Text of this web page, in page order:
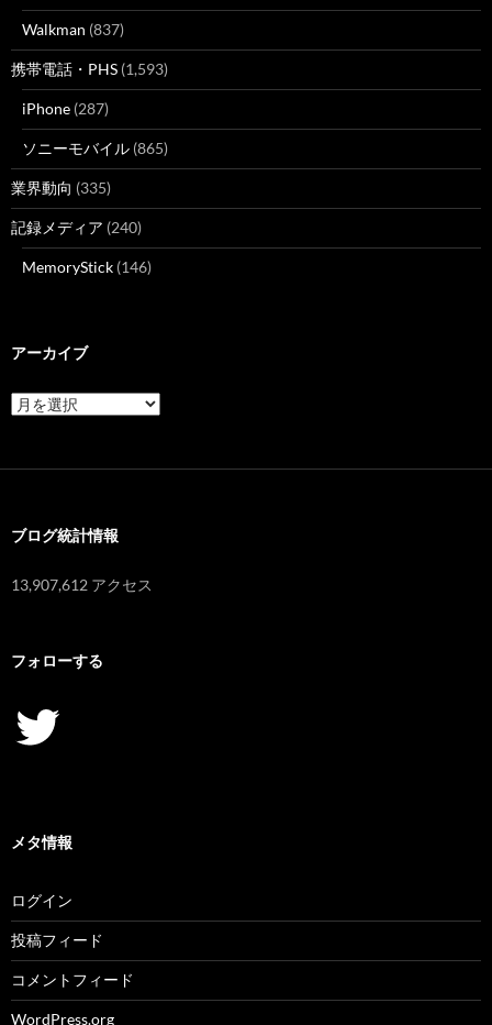
Walkman (837)
携帯電話・PHS (1,593)
iPhone (287)
ソニーモバイル (865)
業界動向 (335)
記録メディア (240)
MemoryStick (146)
アーカイブ
ア
ー
ブログ統計情報
13,907,612 アクセス
フォローする
Twitter
メタ情報
ログイン
投稿フィード
コメントフィード
WordPress.org